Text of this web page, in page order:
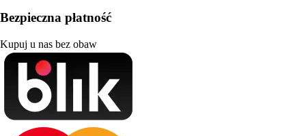
Bezpieczna płatność
Kupuj u nas bez obaw